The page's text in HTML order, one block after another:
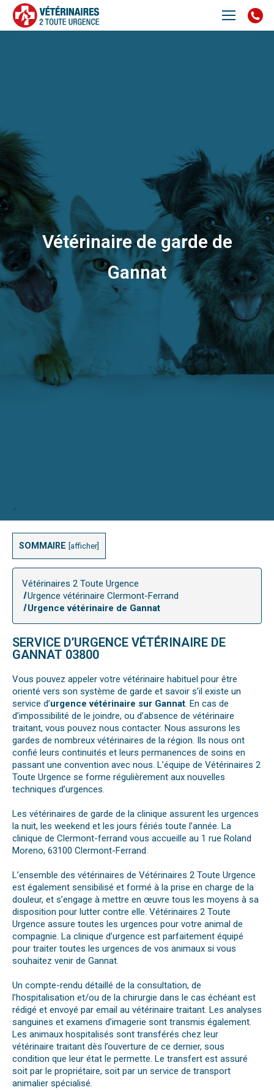
SOMMAIRE afficher
Vétérinaire de garde de
Gannat
Vétérinaires 2 Toute Urgence
Urgence vétérinaire Clermont-Ferrand
Urgence vétérinaire de Gannat
SERVICE D’URGENCE VÉTÉRINAIRE DE
GANNAT 03800
Vous pouvez appeler votre vétérinaire habituel pour être
orienté vers son système de garde et savoir s’il existe un
service d’urgence vétérinaire sur Gannat. En cas de
d’impossibilité de le joindre, ou d’absence de vétérinaire
traitant, vous pouvez nous contacter. Nous assurons les
gardes de nombreux vétérinaires de la région. Ils nous ont
confié leurs continuités et leurs permanences de soins en
passant une convention avec nous. L’équipe de Vétérinaires 2
Toute Urgence se forme régulièrement aux nouvelles
techniques d’urgences.
Les vétérinaires de garde de la clinique assurent les urgences
la nuit, les weekend et les jours fériés toute l’année. La
clinique de Clermont-ferrand vous accueille au 1 rue Roland
Moreno, 63100 Clermont-Ferrand.
L’ensemble des vétérinaires de Vétérinaires 2 Toute Urgence
est également sensibilisé et formé à la prise en charge de la
douleur, et s’engage à mettre en œuvre tous les moyens à sa
disposition pour lutter contre elle. Vétérinaires 2 Toute
Urgence assure toutes les urgences pour votre animal de
compagnie. La clinique d’urgence est parfaitement équipé
pour traiter toutes les urgences de vos animaux si vous
souhaitez venir de Gannat.
Un compte-rendu détaillé de la consultation, de
l’hospitalisation et/ou de la chirurgie dans le cas échéant est
rédigé et envoyé par email au vétérinaire traitant. Les analyses
sanguines et examens d’imagerie sont transmis également.
Les animaux hospitalisés sont transférés chez leur
vétérinaire traitant dès l’ouverture de ce dernier, sous
condition que leur état le permette. Le transfert est assuré
soit par le propriétaire, soit par un service de transport
animalier spécialisé.